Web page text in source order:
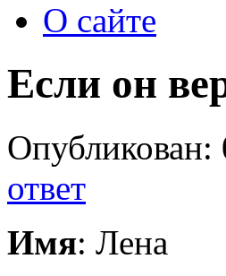
О сайте
Если он
ответ
Имя: Лена